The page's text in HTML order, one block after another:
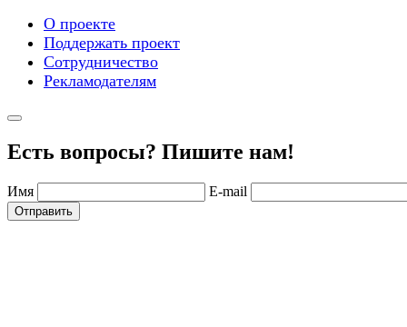
О проекте
Поддержать проект
Сотрудничество
Рекламодателям
Есть вопросы? Пишите нам!
Имя E-mail